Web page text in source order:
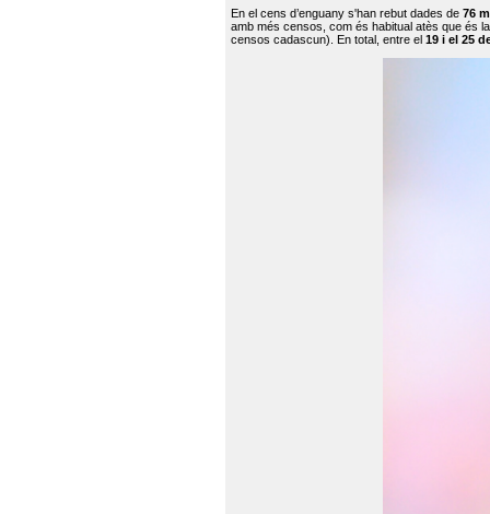
En el cens d’enguany s'han rebut dades de 76
amb més censos, com és habitual atès que és
censos cadascun). En total, entre el 19 i el 25